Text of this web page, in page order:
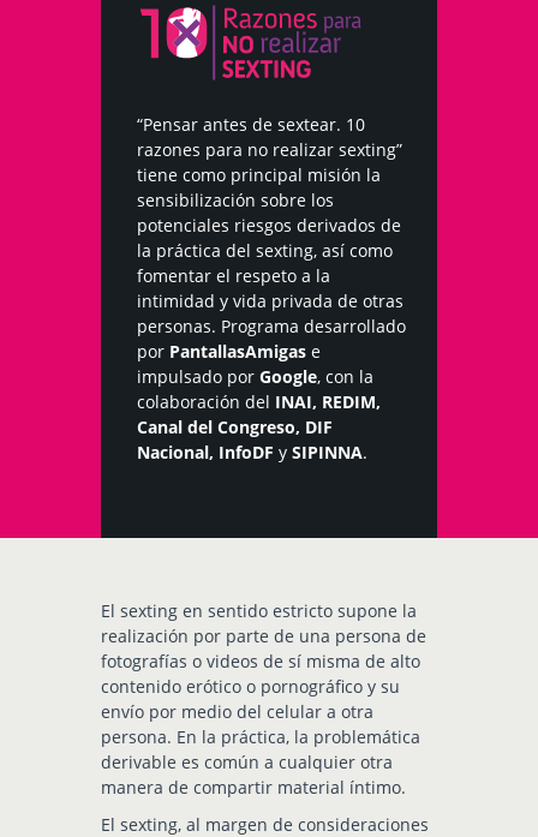
“Pensar antes de sextear. 10
razones para no realizar sexting”
tiene como principal misión la
sensibilización sobre los
potenciales riesgos derivados de
la práctica del sexting, así como
fomentar el respeto a la
intimidad y vida privada de otras
personas. Programa desarrollado
por PantallasAmigas e
impulsado por Google, con la
colaboración del INAI, REDIM,
Canal del Congreso, DIF
Nacional, InfoDF y SIPINNA.
El sexting en sentido estricto supone la
realización por parte de una persona de
fotografías o videos de sí misma de alto
contenido erótico o pornográfico y su
envío por medio del celular a otra
persona. En la práctica, la problemática
derivable es común a cualquier otra
manera de compartir material íntimo.
El sexting, al margen de consideraciones